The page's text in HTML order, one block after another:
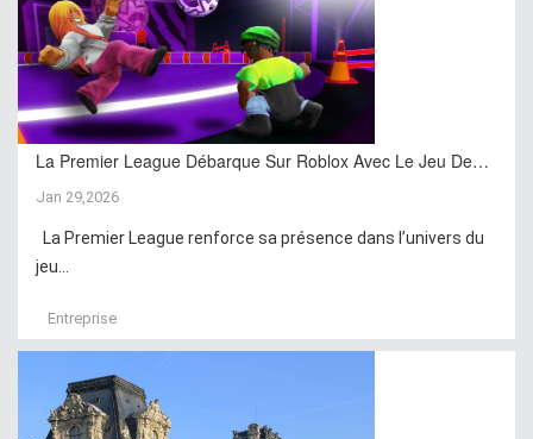
La Premier League Débarque Sur Roblox Avec Le Jeu De…
Jan 29,2026
La Premier League renforce sa présence dans l’univers du
jeu...
Entreprise